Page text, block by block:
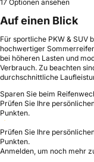
17 Optionen ansehen
Auf einen Blick
Für sportliche PKW & SUV
hochwertiger
bei höheren Lasten und
Verbrauch. Zu beachten
durchschnittliche
Sparen Sie beim
Prüfen Sie Ihre
Punkten.
Prüfen Sie Ihre
Punkten.
Anmelden, um noch mehr